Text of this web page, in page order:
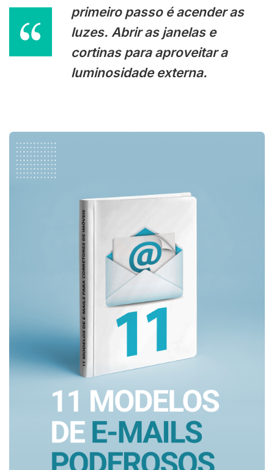
primeiro passo é acender as
luzes. Abrir as janelas e
cortinas para aproveitar a
luminosidade externa.